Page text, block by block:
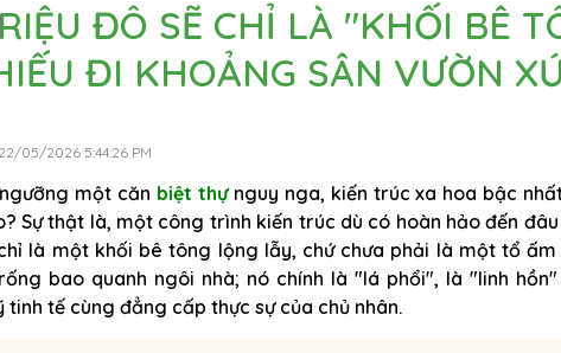
ĐÔ SẼ CHỈ LÀ "KHỐI BÊ
ĐI KHOẢNG SÂN VƯỜN
22/05/2026 5:44:26 PM
một căn biệt thựnguy nga, kiến trúc xa hoa bậc
Sự thật là, một công trình kiến trúc dù có hoàn hảo đến
là một khối bê tông lộng lẫy, chứ chưa phải là một tổ
bao quanh ngôi nhà; nó chính là "lá phổi", là "linh
tế cùng đẳng cấp thực sự của chủ nhân.